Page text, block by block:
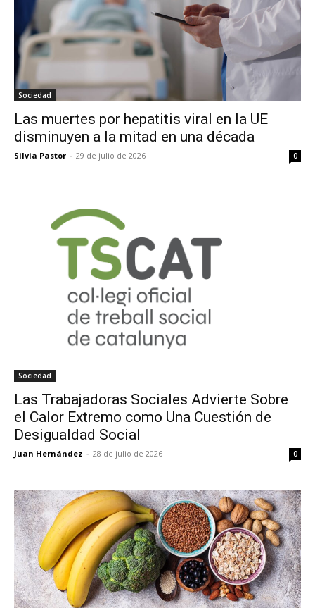
Sociedad
Las muertes por hepatitis viral en la UE
disminuyen a la mitad en una década
Silvia Pastor - 29 de julio de 2026 0
Sociedad
Las Trabajadoras Sociales Advierte Sobre
el Calor Extremo como Una Cuestión de
Desigualdad Social
Juan Hernández - 28 de julio de 2026 0